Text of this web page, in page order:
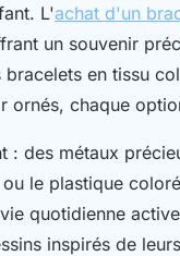
L'achat d'un
un souvenir
en tissu
ornés, chaque
: des métaux
le plastique
quotidienne
inspirés de